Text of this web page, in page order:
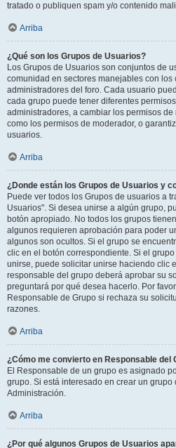
tratado o publiquen spam y/o contenido
Arriba
¿Qué son los Grupos de Usuarios?
Los Grupos de Usuarios son conjuntos de
comunidad en sectores manejables con
administradores del foro. Cada usuario
cada grupo puede tener diferentes
administradores, a cambiar los permisos
como los permisos de moderador, o
usuarios.
Arriba
¿Donde están los Grupos de Usuarios y
Puede ver todos los Grupos de usuarios a
Usuarios". Si desea unirse a algún grupo,
botón apropiado. No todos los grupos
algunos requieren aprobación para poder
algunos son ocultos. Si el grupo se
clic en el botón correspondiente. Si el
unirse, puede solicitar unirse haciendo clic
responsable del grupo deberá aprobar su
preguntará por qué desea hacerlo. Por
Responsable de Grupo si rechaza su
razones.
Arriba
¿Cómo me convierto en Responsable del
El Responsable de un grupo es asignado
grupo. Si está interesado en crear un
Administración.
Arriba
¿Por qué algunos Grupos de Usuarios